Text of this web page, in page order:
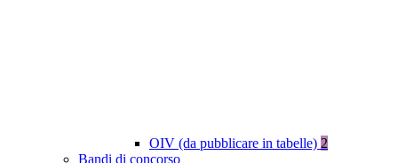
OIV (da pubblicare in tabelle) 2
Bandi di concorso